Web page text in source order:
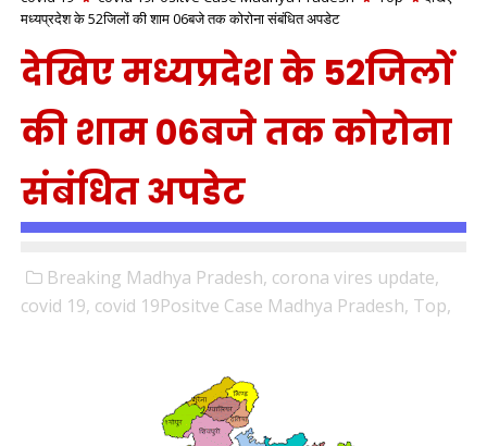
मध्यप्रदेश के 52जिलों की शाम 06बजे तक कोरोना संबंधित अपडेट
देखिए मध्यप्रदेश के 52जिलों
की शाम 06बजे तक कोरोना
संबंधित अपडेट
Breaking Madhya Pradesh, corona vires update,
covid 19, covid 19Positve Case Madhya Pradesh, Top,